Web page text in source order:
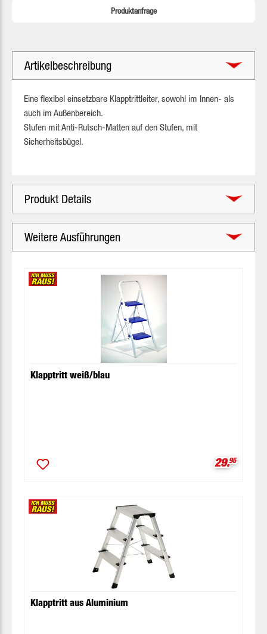
Produktanfrage
Artikelbeschreibung
Eine flexibel einsetzbare Klapptrittleiter, sowohl im Innen- als
auch im Außenbereich.
Stufen mit Anti-Rutsch-Matten auf den Stufen, mit
Sicherheitsbügel.
Produkt Details
Weitere Ausführungen
Klapptritt weiß/blau
29.95
Klapptritt aus Aluminium